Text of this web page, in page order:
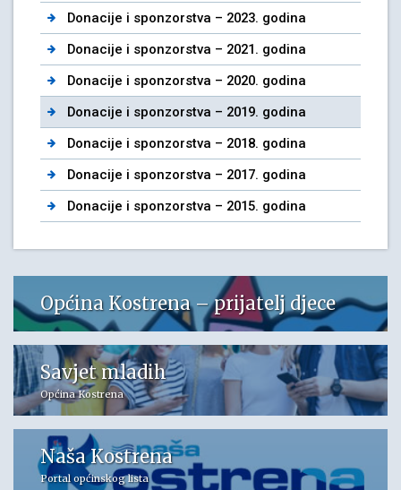
Donacije i sponzorstva – 2023. godina
Donacije i sponzorstva – 2021. godina
Donacije i sponzorstva – 2020. godina
Donacije i sponzorstva – 2019. godina
Donacije i sponzorstva – 2018. godina
Donacije i sponzorstva – 2017. godina
Donacije i sponzorstva – 2015. godina
Općina Kostrena – prijatelj djece
Savjet mladih
Općina Kostrena
Naša Kostrena
Portal općinskog lista